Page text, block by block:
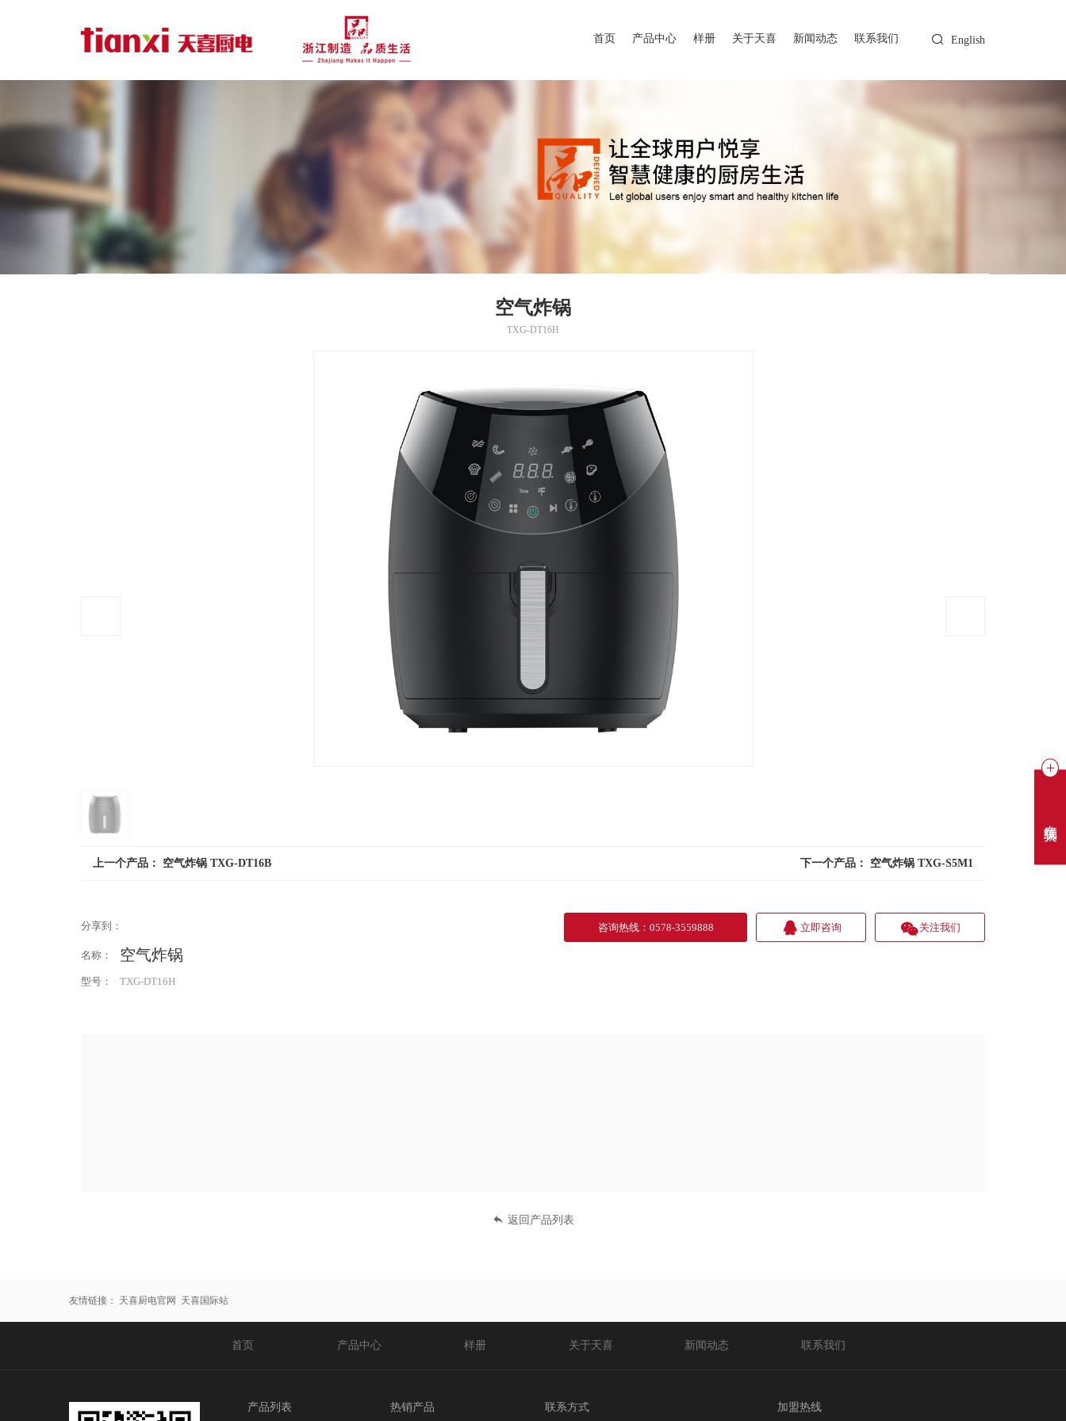
首页 产品中心 样册 关于天喜 新闻动态 联系我们 English
空气炸锅
TXG-DT16H
上一个产品： 空气炸锅 TXG-DT16B 下一个产品： 空气炸锅 TXG-S5M1
分享到： 咨询热线： 0578-3559888 立即咨询 关注我们
名称： 空气炸锅
型号： TXG-DT16H
返回产品列表
友情链接： 天喜厨电官网 天喜国际站
首页 产品中心 样册 关于天喜 新闻动态 联系我们
产品列表 热销产品 联系方式 加盟热线